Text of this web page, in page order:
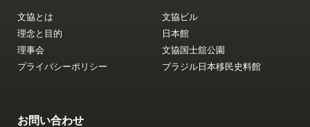
文協とは
理念と目的
理事会
プライバシーポリシー
文協ビル
日本館
文協国士舘公園
ブラジル日本移民史料館
お問い合わせ